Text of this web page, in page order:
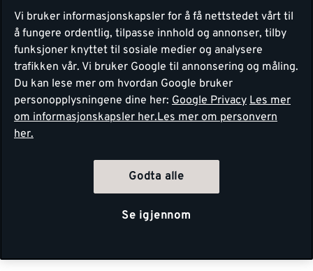
Vi bruker informasjonskapsler for å få nettstedet vårt til
å fungere ordentlig, tilpasse innhold og annonser, tilby
funksjoner knyttet til sosiale medier og analysere
trafikken vår. Vi bruker Google til annonsering og måling.
Du kan lese mer om hvordan Google bruker
personopplysningene dine her: Google Privacy Les mer
om informasjonskapsler her.Les mer om personvern
her.
Godta alle
Se igjennom